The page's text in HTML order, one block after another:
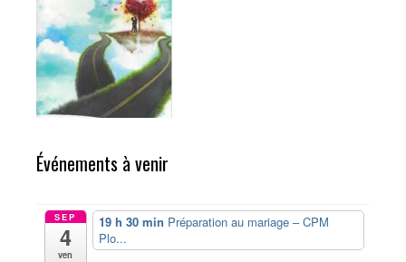
Événements à venir
SEP
4
ven
19 h 30 min Préparation au mariage – CPM
Plo...